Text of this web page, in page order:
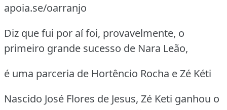
apoia.se/oarranjo
Diz que fui por aí foi, provavelmente, o
primeiro grande sucesso de Nara Leão,
é uma parceria de Hortêncio Rocha e Zé Kéti
Nascido José Flores de Jesus, Zé Keti ganhou o